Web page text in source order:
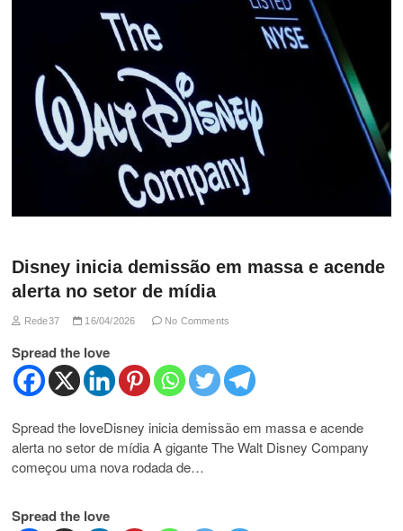
Disney inicia demissão em massa e acende
alerta no setor de mídia
Rede37 16/04/2026 No Comments
Spread the love
Spread the loveDisney inicia demissão em massa e acende
alerta no setor de mídia A gigante The Walt Disney Company
começou uma nova rodada de…
Spread the love